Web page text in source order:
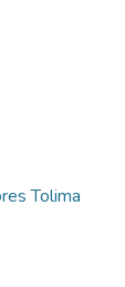
Tolima